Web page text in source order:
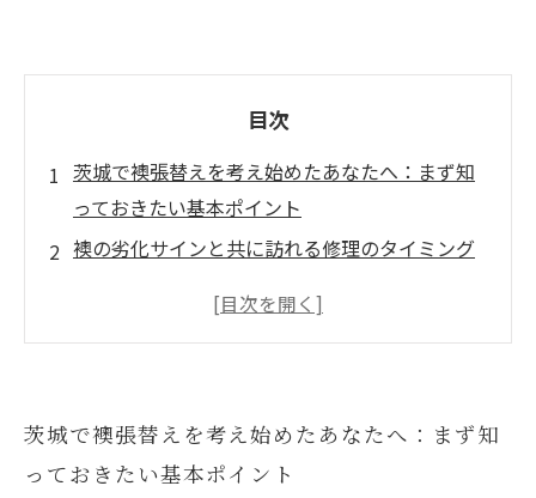
目次
茨城で襖張替えを考え始めたあなたへ：まず知
っておきたい基本ポイント
襖の劣化サインと共に訪れる修理のタイミング
快適な和室を保つために！茨城での襖張替え費
与える３つのポイント
茨城の襖張替え事情：最新のトレンドとおすす
茨城で襖張替えを考え始めたあなたへ：まず知
っておきたい基本ポイント